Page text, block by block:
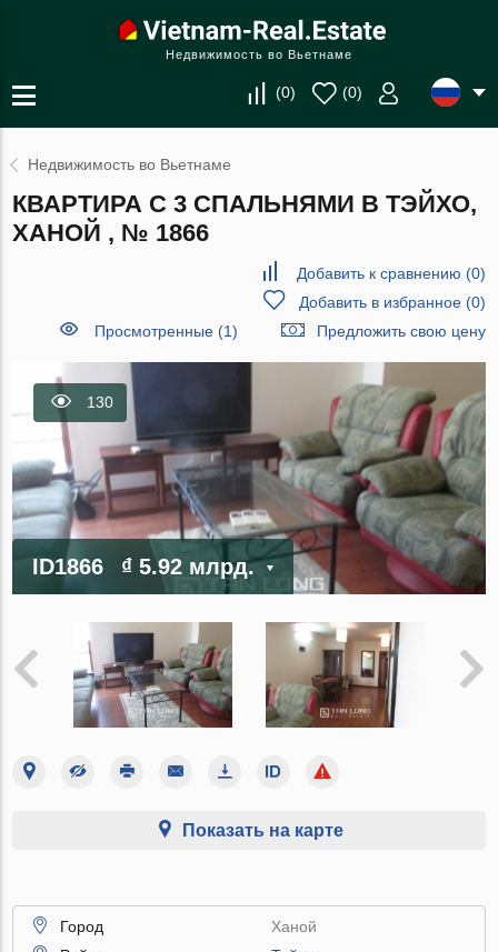
Недвижимость во Вьетнаме
(0) (0)
Недвижимость во Вьетнаме
КВАРТИРА С 3 СПАЛЬНЯМИ В ТЭЙХО,
ХАНОЙ , № 1866
Добавить к сравнению (0)
Добавить в избранное(0)
Просмотренные (1)
Предложить свою цену
130
ID1866 ₫ 5.92 млрд.
Показать на карте
Город
Ханой